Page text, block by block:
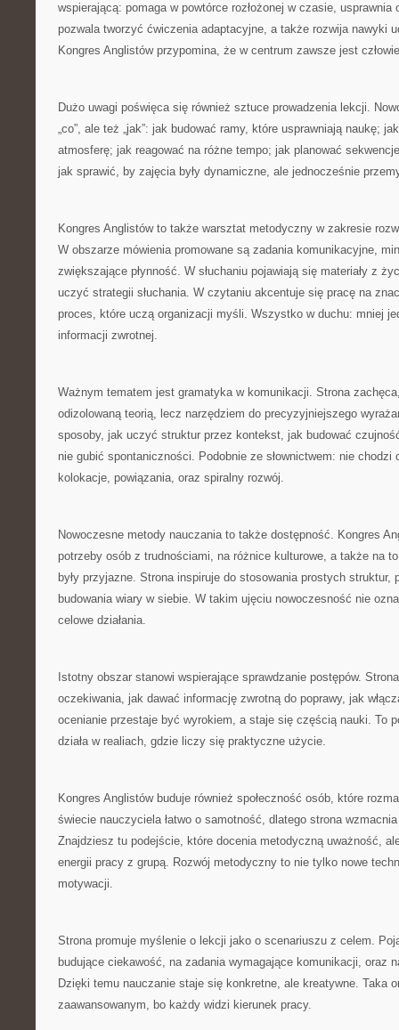
wspierającą: pomaga w powtórce rozłożonej w czasie, usprawnia
pozwala tworzyć ćwiczenia adaptacyjne, a także rozwija nawyki
Kongres Anglistów przypomina, że w centrum zawsze jest
Dużo uwagi poświęca się również sztuce prowadzenia lekcji.
„co”, ale też „jak”: jak budować ramy, które usprawniają naukę;
atmosferę; jak reagować na różne tempo; jak planować
jak sprawić, by zajęcia były dynamiczne, ale jednocześnie
Kongres Anglistów to także warsztat metodyczny w zakresie
W obszarze mówienia promowane są zadania komunikacyjne,
zwiększające płynność. W słuchaniu pojawiają się materiały z
uczyć strategii słuchania. W czytaniu akcentuje się pracę na
proces, które uczą organizacji myśli. Wszystko w duchu: mniej
informacji zwrotnej.
Ważnym tematem jest gramatyka w komunikacji. Strona
odizolowaną teorią, lecz narzędziem do precyzyjniejszego
sposoby, jak uczyć struktur przez kontekst, jak budować
nie gubić spontaniczności. Podobnie ze słownictwem: nie
kolokacje, powiązania, oraz spiralny rozwój.
Nowoczesne metody nauczania to także dostępność. Kongres
potrzeby osób z trudnościami, na różnice kulturowe, a także na
były przyjazne. Strona inspiruje do stosowania prostych struktur,
budowania wiary w siebie. W takim ujęciu nowoczesność nie
celowe działania.
Istotny obszar stanowi wspierające sprawdzanie postępów.
oczekiwania, jak dawać informację zwrotną do poprawy, jak
ocenianie przestaje być wyrokiem, a staje się częścią nauki. To
działa w realiach, gdzie liczy się praktyczne użycie.
Kongres Anglistów buduje również społeczność osób, które
świecie nauczyciela łatwo o samotność, dlatego strona
Znajdziesz tu podejście, które docenia metodyczną uważność,
energii pracy z grupą. Rozwój metodyczny to nie tylko nowe
motywacji.
Strona promuje myślenie o lekcji jako o scenariuszu z celem.
budujące ciekawość, na zadania wymagające komunikacji, oraz
Dzięki temu nauczanie staje się konkretne, ale kreatywne. Taka
zaawansowanym, bo każdy widzi kierunek pracy.